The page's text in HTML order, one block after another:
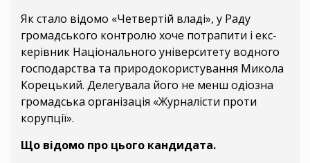
Як стало відомо «Четвертій владі», у Раду
громадського контролю хоче потрапити і екс-
керівник Національного університету водного
господарства та природокористування Микола
Корецький. Делегувала його не менш одіозна
громадська організація «Журналісти проти
корупції».
Що відомо про цього кандидата.